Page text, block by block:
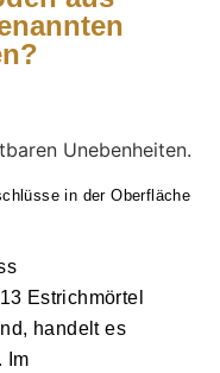
Estrichmörtel
handelt es
Im
in der Oberfläche